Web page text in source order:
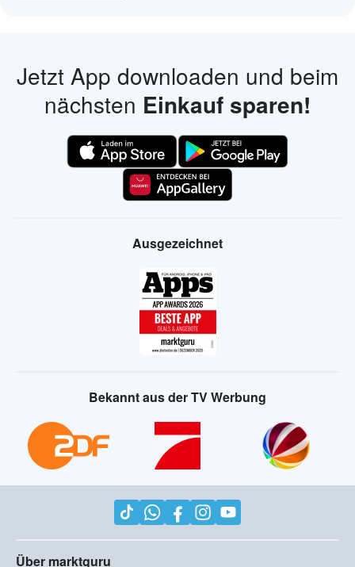
Jetzt App downloaden und beim
nächsten Einkauf sparen!
Ausgezeichnet
Bekannt aus der TV Werbung
Über marktguru